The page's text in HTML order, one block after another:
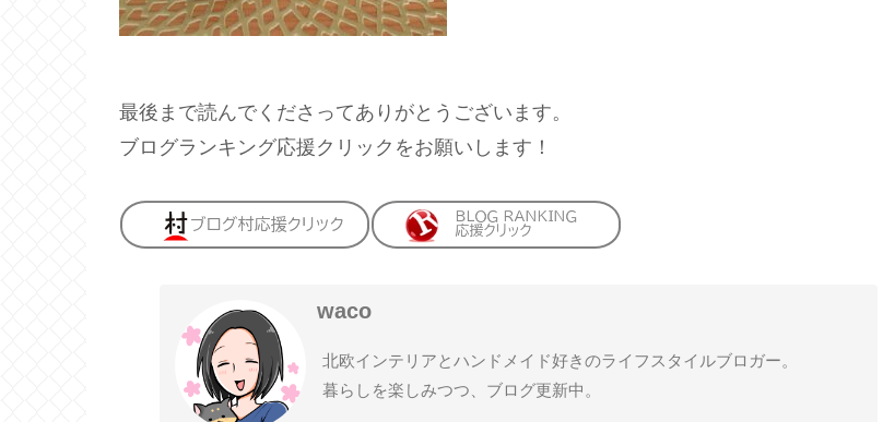
最後まで読んでくださってありがとうございます。
ブログランキング応援クリックをお願いします！
waco
北欧インテリアとハンドメイド好きのライフスタイルブロガー。
暮らしを楽しみつつ、ブログ更新中。